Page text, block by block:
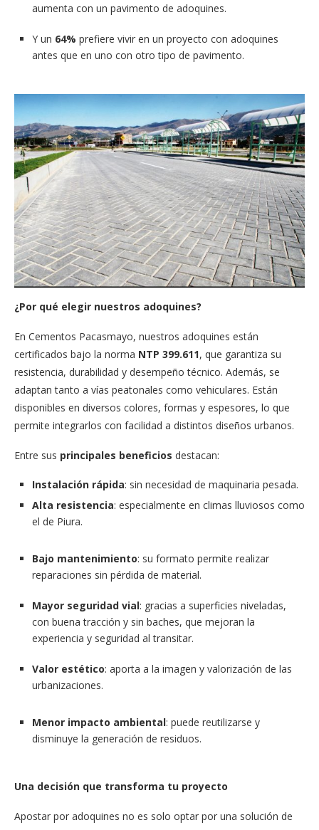
aumenta con un pavimento de adoquines.
Y un 64% prefiere vivir en un proyecto con adoquines
antes que en uno con otro tipo de pavimento.
¿Por qué elegir nuestros adoquines?
En Cementos Pacasmayo, nuestros adoquines están
certificados bajo la norma NTP 399.611, que garantiza su
resistencia, durabilidad y desempeño técnico. Además, se
adaptan tanto a vías peatonales como vehiculares. Están
disponibles en diversos colores, formas y espesores, lo que
permite integrarlos con facilidad a distintos diseños urbanos.
Entre sus principales beneficios destacan:
Instalación rápida: sin necesidad de maquinaria pesada.
Alta resistencia: especialmente en climas lluviosos como
el de Piura.
Bajo mantenimiento: su formato permite realizar
reparaciones sin pérdida de material.
Mayor seguridad vial: gracias a superficies niveladas,
con buena tracción y sin baches, que mejoran la
experiencia y seguridad al transitar.
Valor estético: aporta a la imagen y valorización de las
urbanizaciones.
Menor impacto ambiental: puede reutilizarse y
disminuye la generación de residuos.
Una decisión que transforma tu proyecto
Apostar por adoquines no es solo optar por una solución de